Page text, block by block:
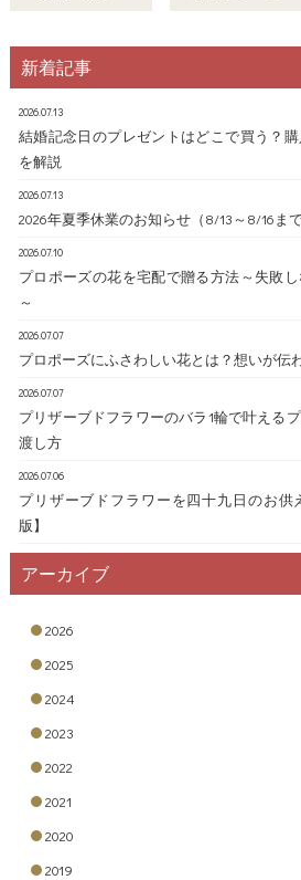
新着記事
2026.07.13
結婚記念日のプレゼントはどこで買う？
を解説
2026.07.13
2026年夏季休業のお知らせ（8/13～8/16まで
2026.07.10
プロポーズの花を宅配で贈る方法～失敗
～
2026.07.07
プロポーズにふさわしい花とは？想いが伝
2026.07.07
プリザーブドフラワーのバラ1輪で叶える
渡し方
2026.07.06
プリザーブドフラワーを四十九日のお供
版】
アーカイブ
2026
2025
2024
2023
2022
2021
2020
2019